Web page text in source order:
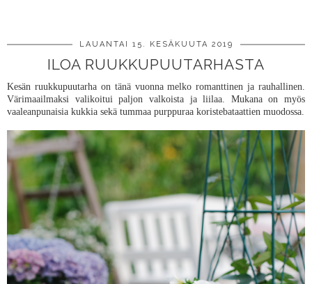
LAUANTAI 15. KESÄKUUTA 2019
ILOA RUUKKUPUUTARHASTA
Kesän ruukkupuutarha on tänä vuonna melko romanttinen ja rauhallinen.
Värimaailmaksi valikoitui paljon valkoista ja liilaa. Mukana on myös
vaaleanpunaisia kukkia sekä tummaa purppuraa koristebataattien muodossa.